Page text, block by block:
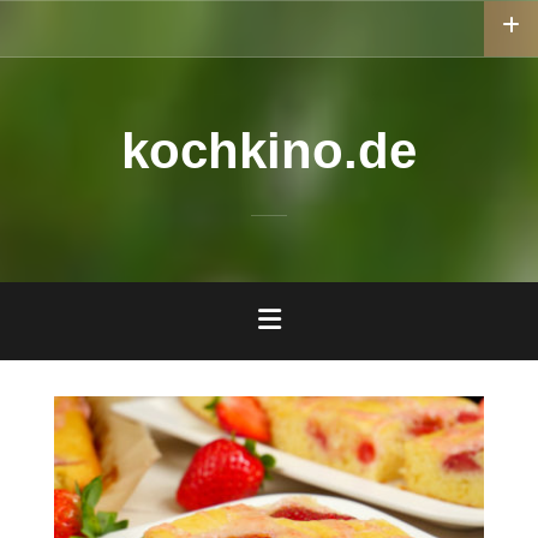
kochkino.de